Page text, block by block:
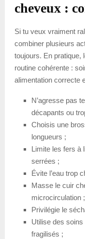
cheveux :
Si tu veux vraiment
combiner plusieurs
toujours. En pratique,
routine cohérente :
alimentation correcte
N’agresse pas
décapants ou
Choisis une
longueurs ;
Limite les fers à
serrées ;
Évite l’eau trop
Masse le cuir
microcirculation ;
Privilégie le
Utilise des
fragilisés ;